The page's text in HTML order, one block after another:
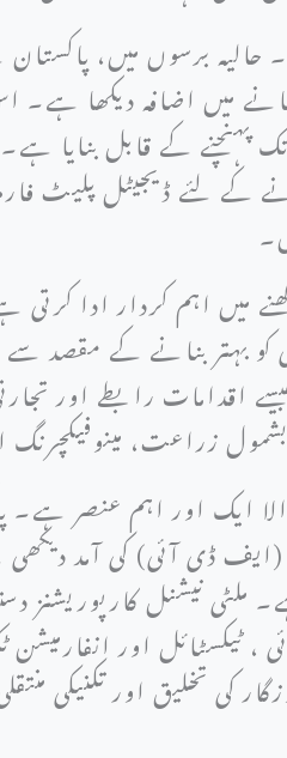
حالیہ برسوں میں،
میں اضافہ دیکھا
پہنچنے کے قابل بنایا
کے لئے ڈیجیٹل پلیٹ
میں اہم کردار
بہتر بنانے کے مقصد
اقدامات رابطے اور
زراعت، مینوفیکچرنگ
ایک اور اہم عنصر
(ایف ڈی آئی) کی آمد
نیشنل کارپوریشنز
، ٹیکسٹائل اور
کی تخلیق اور تکنیکی